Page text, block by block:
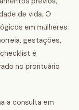
de vida. O
em mulheres:
gestações,
é
no prontuário
a consulta em